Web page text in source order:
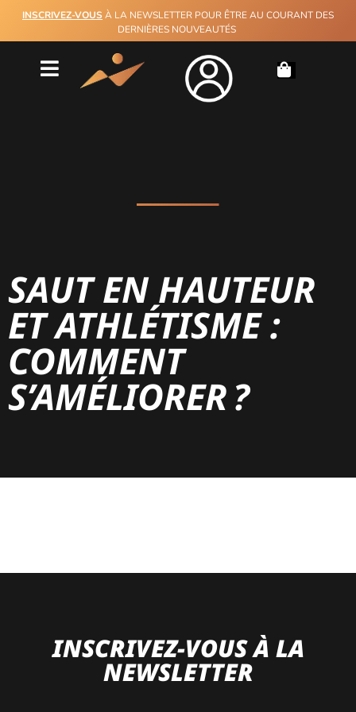
INSCRIVEZ-VOUS À LA NEWSLETTER POUR ÊTRE AU COURANT DES
DERNIÈRES NOUVEAUTÉS
SAUT EN HAUTEUR
ET ATHLÉTISME :
COMMENT
S’AMÉLIORER ?
INSCRIVEZ-VOUS À LA
NEWSLETTER